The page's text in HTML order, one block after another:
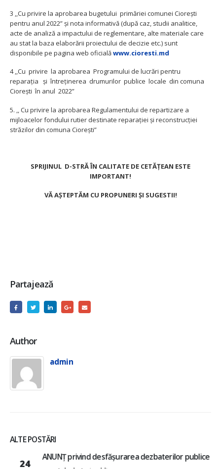
3 ,,Cu privire la aprobarea bugetului primăriei comunei Cioreşti
pentru anul 2022” şi nota informativă (după caz, studii analitice,
acte de analiză a impactului de reglementare, alte materiale care
au stat la baza elaborării proiectului de decizie etc.) sunt
disponibile pe pagina web oficialăwww.cioresti.md
4 ,,Cu privire la aprobarea Programului de lucrări pentru
reparația și întreținerea drumurilor publice locale din comuna
Ciorești în anul 2022”
5. ,, Cu privire la aprobarea Regulamentului de repartizare a
mijloacelor fondului rutier destinate reparației și reconstrucției
străzilor din comuna Ciorești”
SPRIJINUL D-STRĂ ÎN CALITATE DE CETĂȚEAN ESTE
IMPORTANT!
VĂ AȘTEPTĂM CU PROPUNERI ȘI SUGESTII!
Partajează
Author
admin
ALTE POSTĂRI
24
ANUNȚ privind desfășurarea dezbaterilor publice